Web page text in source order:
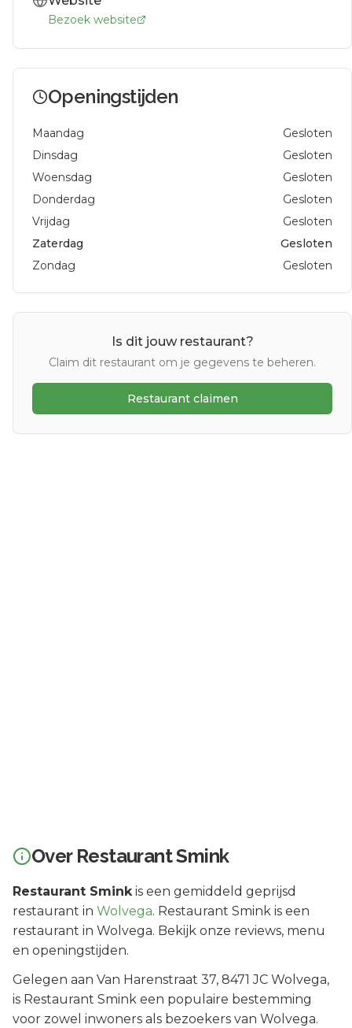
Bezoek website
Openingstijden
Maandag
Gesloten
Dinsdag
Gesloten
Woensdag
Gesloten
Donderdag
Gesloten
Vrijdag
Gesloten
Zaterdag
Gesloten
Zondag
Gesloten
Is dit jouw restaurant?
Claim dit restaurant om je gegevens te beheren.
Restaurant claimen
Over Restaurant Smink
Restaurant Sminkis een gemiddeld geprijsd
restaurant in Wolvega. Restaurant Smink is een
restaurant in Wolvega. Bekijk onze reviews, menu
en openingstijden.
Gelegen aan Van Harenstraat 37, 8471 JC Wolvega,
is Restaurant Smink een populaire bestemming
voor zowel inwoners als bezoekers van Wolvega.